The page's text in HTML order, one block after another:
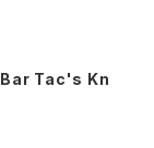
Bar Tac's Kn